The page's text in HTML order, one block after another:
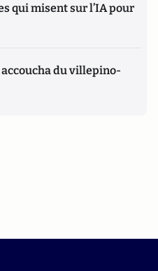
qui misent sur l’IA pour
du villepino-